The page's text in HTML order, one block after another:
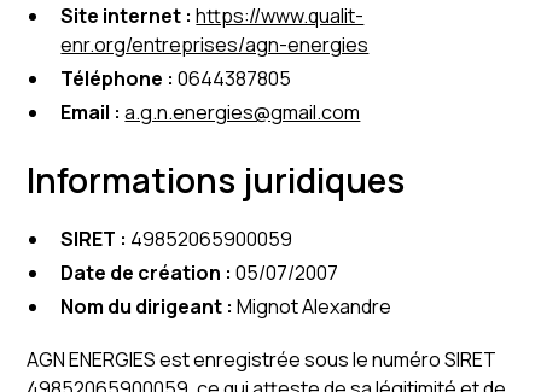
Site internet : https://www.qualit-
enr.org/entreprises/agn-energies
Téléphone : 0644387805
Email : a.g.n.energies@gmail.com
Informations juridiques
SIRET : 49852065900059
Date de création : 05/07/2007
Nom du dirigeant : Mignot Alexandre
AGN ENERGIES est enregistrée sous le numéro SIRET